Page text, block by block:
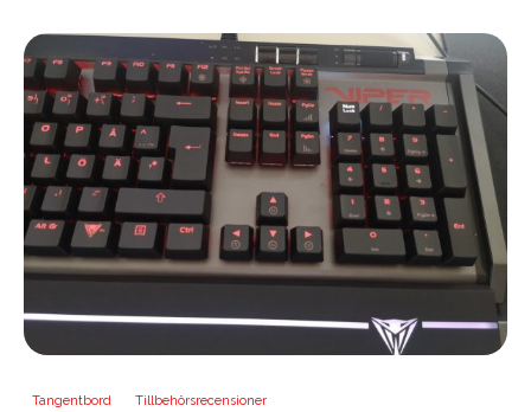
Tangentbord Tillbehörsrecensioner